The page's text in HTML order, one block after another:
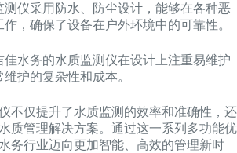
测仪采用防水、防尘设计，能够在各种恶
，确保了设备在户外环境中的可靠性。
佳水务的水质监测仪在设计上注重易维护
护的复杂性和成本。
不仅提升了水质监测的效率和准确性，还
质管理解决方案。通过这一系列多功能优
务行业迈向更加智能、高效的管理新时